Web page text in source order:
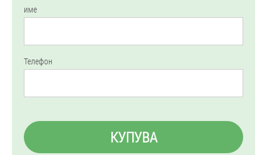
име
Телефон
КУПУВА